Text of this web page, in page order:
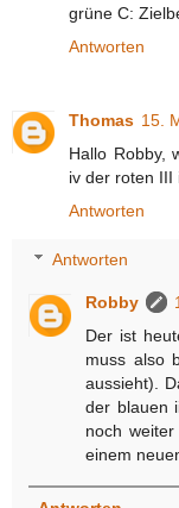
grüne C:
Antworten
Thomas 15.
Hallo Robby,
iv der roten III
Antworten
Antworten
Robby
Der ist
muss also
aussieht).
der blauen
noch
einem